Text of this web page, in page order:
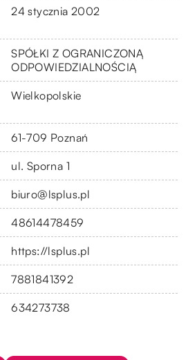
24 stycznia 2002
SPÓŁKI Z OGRANICZONĄ
ODPOWIEDZIALNOŚCIĄ
Wielkopolskie
61-709 Poznań
ul. Sporna 1
biuro@lsplus.pl
48614478459
https://lsplus.pl
7881841392
634273738